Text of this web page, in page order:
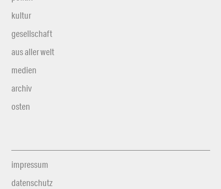
kultur
gesellschaft
aus aller welt
medien
archiv
osten
impressum
datenschutz